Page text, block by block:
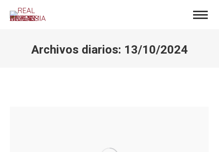
Archivos diarios: 13/10/2024